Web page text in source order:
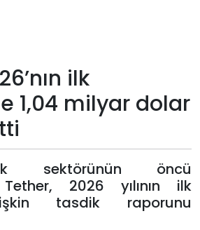
ilk
1,04 milyar dolar
sektörünün öncü
2026 yılının ilk
tasdik raporunu